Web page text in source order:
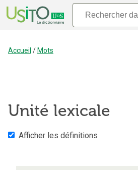
Accueil / Mots
Unité lexicale
Afficher les définitions